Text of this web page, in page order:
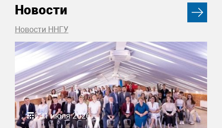
Новости
Новости ННГУ
31 июля 2026